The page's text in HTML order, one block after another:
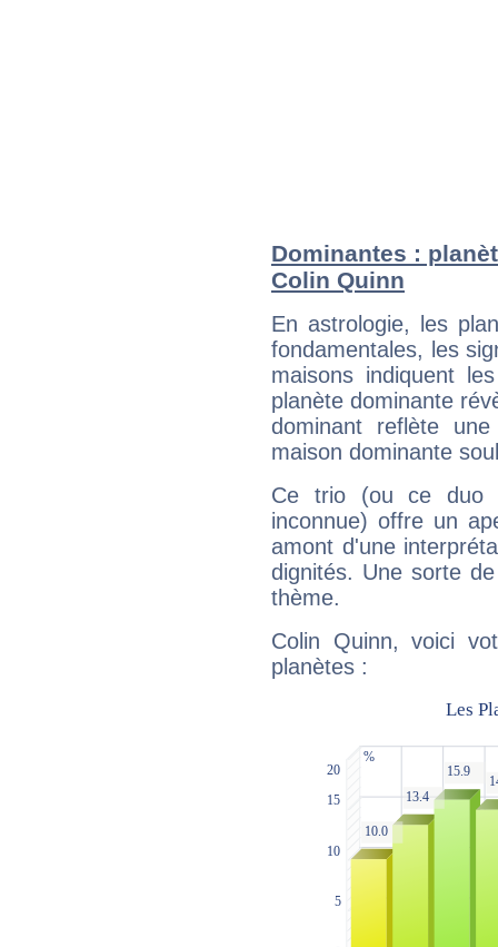
Dominantes :
Colin Quinn
En astrologie, les
fondamentales, les
maisons indiquent
planète dominante
dominant reflète
maison dominante
Ce trio (ou ce duo
inconnue) offre un
amont d'une
dignités. Une sorte
thème.
Colin Quinn, voici
planètes :